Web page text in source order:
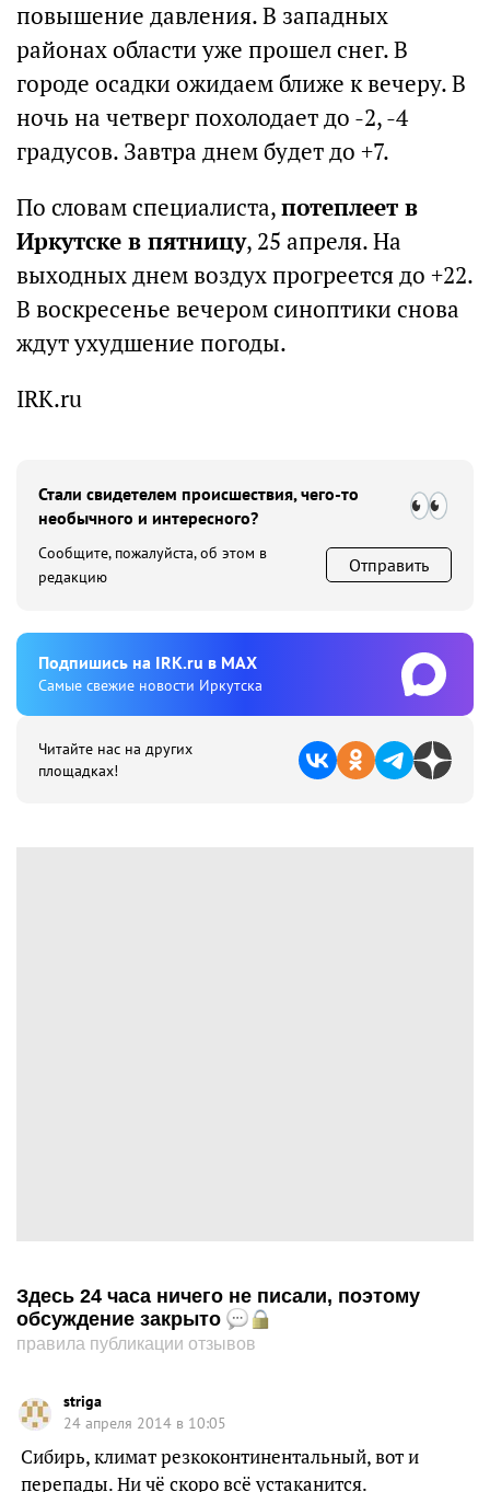
повышение давления. В западных
районах области уже прошел снег. В
городе осадки ожидаем ближе к вечеру. В
ночь на четверг похолодает до -2, -4
градусов. Завтра днем будет до +7.
По словам специалиста,потеплеет в
Иркутске в пятницу, 25 апреля. На
выходных днем воздух прогреется до +22.
В воскресенье вечером синоптики снова
ждут ухудшение погоды.
IRK.ru
Стали свидетелем происшествия, чего-то
необычного и интересного?
Сообщите, пожалуйста, об этом в
редакцию
Отправить
Подпишиcь на IRK.ru в MAX
Cамые свежие новости Иркутска
Читайте нас на других
площадках!
Здесь 24 часа ничего не писали, поэтому
обсуждение закрыто
правила публикации отзывов
striga
24 апреля 2014 в 10:05
Сибирь, климат резкоконтинентальный, вот и
перепады. Ни чё скоро всё устаканится.